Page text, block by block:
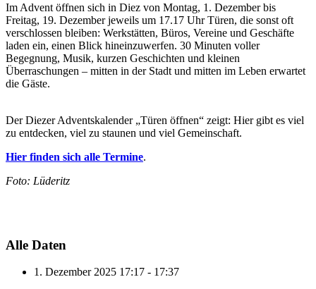
Im Advent öffnen sich in Diez von Montag, 1. Dezember bis
Freitag, 19. Dezember jeweils um 17.17 Uhr Türen, die sonst oft
verschlossen bleiben: Werkstätten, Büros, Vereine und Geschäfte
laden ein, einen Blick hineinzuwerfen. 30 Minuten voller
Begegnung, Musik, kurzen Geschichten und kleinen
Überraschungen – mitten in der Stadt und mitten im Leben erwartet
die Gäste.
Der Diezer Adventskalender „Türen öffnen“ zeigt: Hier gibt es viel
zu entdecken, viel zu staunen und viel Gemeinschaft.
Hier finden sich alle Termine.
Foto: Lüderitz
Alle Daten
1. Dezember 2025 17:17 - 17:37